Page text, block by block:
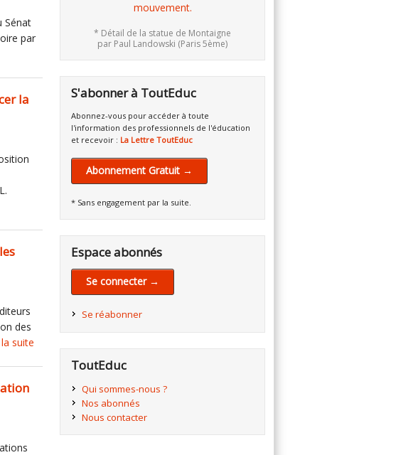
Sénat
par
la
des
suite
mouvement.
* Détail de la statue de Montaigne
par Paul Landowski (Paris 5ème)
S'abonner à ToutEduc
Abonnez-vous pour accéder à toute
l'information des professionnels de l'éducation
et recevoir : La Lettre ToutEduc
Abonnement Gratuit →
* Sans engagement par la suite.
Espace abonnés
Se connecter →
Se réabonner
ToutEduc
Qui sommes-nous ?
Nos abonnés
Nous contacter